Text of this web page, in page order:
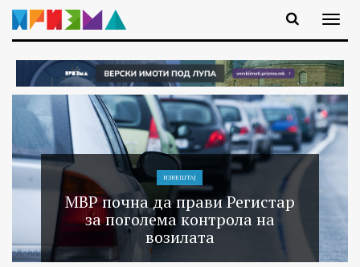
ИЗВЕШТАЈ
МВР почна да прави Регистар
за поголема контрола на
возилата